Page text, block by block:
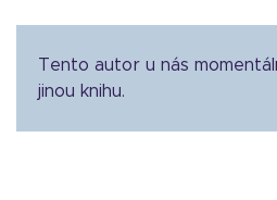
Tento autor u nás
jinou knihu.